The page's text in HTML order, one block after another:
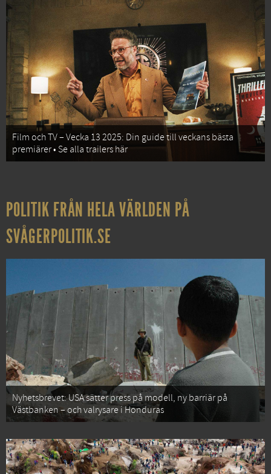
Film och TV – Vecka 13 2025: Din guide till veckans bästa
premiärer • Se alla trailers här
POLITIK FRÅN HELA VÄRLDEN PÅ
SVÅGERPOLITIK.SE
Nyhetsbrevet: USA sätter press på modell, ny barriär på
Västbanken – och valrysare i Honduras